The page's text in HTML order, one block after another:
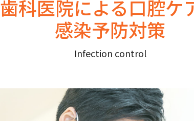
歯科医院による口腔ケ
感染予防対策
Infection control